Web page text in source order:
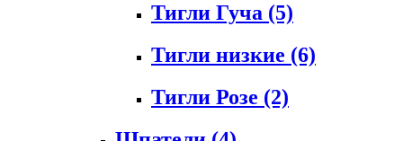
Тигли Гуча (5)
Тигли низкие (6)
Тигли Розе (2)